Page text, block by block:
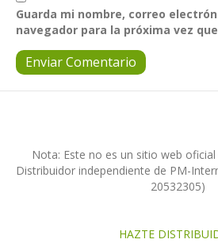
Guarda mi nombre, correo
navegador para la próxima vez
Nota: Este no es un sitio web
Distribuidor independiente de PM-
20532305)
HAZTE